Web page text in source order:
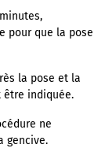
pour que la pose
la pose et la
être indiquée.
ne
gencive.